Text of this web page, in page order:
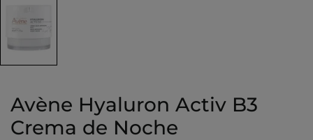
Avène Hyaluron Activ B3
Crema de Noche